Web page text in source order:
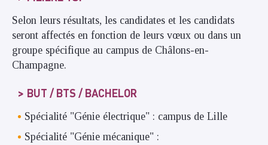
Selon leurs résultats, les candidates et les candidats
seront affectés en fonction de leurs vœux ou dans un
groupe spécifique au campus de Châlons-en-
Champagne.
BUT / BTS / BACHELOR
Spécialité "Génie électrique" : campus de Lille
Spécialité "Génie mécanique" :